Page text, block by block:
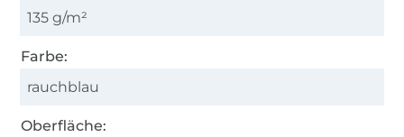
135 g/m²
Farbe:
rauchblau
Oberfläche: